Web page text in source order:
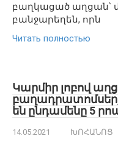
բաղկացած աղցան՝
բանջարեղեն, որն
Читать полностью
Կարմիր լոբով
են ընդամենը 5
14.05.2021 ԽՈՀԱՆՈՑ